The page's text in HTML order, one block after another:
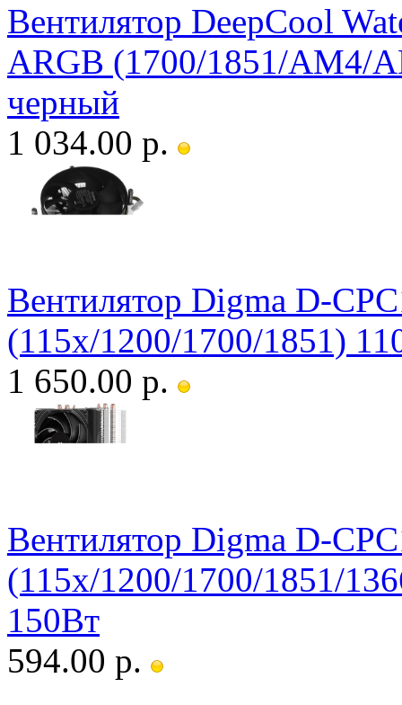
Вентилятор DeepCool
ARGB (1700/1851/AM4/
черный
1 034.00 р.
Вентилятор Digma D-
(115x/1200/1700/1851)
1 650.00 р.
Вентилятор Digma D-
(115x/1200/1700/1851/
150Вт
594.00 р.